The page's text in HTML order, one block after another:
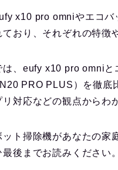
x10 pro omniやエコバ
ており、それぞれの特徴
は、eufy x10 pro omni
PRO PLUS）を徹底
リ対応などの観点からわ
ット掃除機があなたの家
後までお読みください。